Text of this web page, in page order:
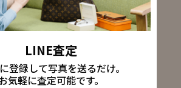
LINE査定
登録して写真を送るだけ。
気軽に査定可能です。